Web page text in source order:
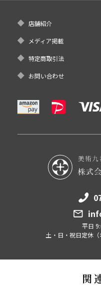
店舗紹介
メディア掲載
特定商取引法
お問い合わせ
平日
土・日・祝日定休（
関